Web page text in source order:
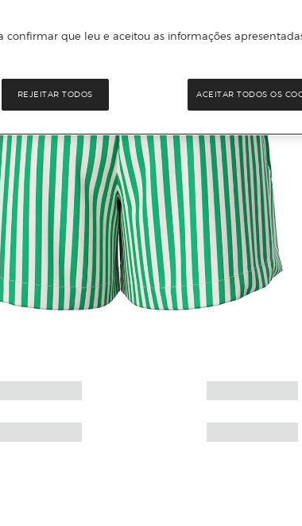
confirmar que leu e aceitou as informações
REJEITAR TODOS ACEITAR TODOS OS